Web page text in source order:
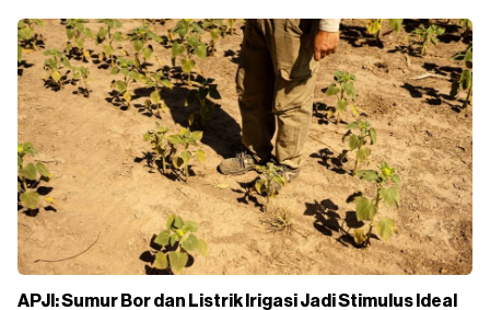
APJI: Sumur Bor dan Listrik Irigasi Jadi Stimulus Ideal